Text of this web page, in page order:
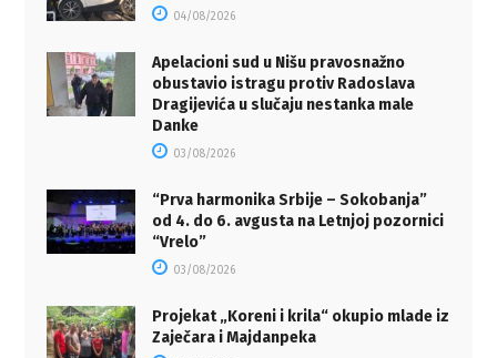
04/08/2026
Apelacioni sud u Nišu pravosnažno
obustavio istragu protiv Radoslava
Dragijevića u slučaju nestanka male
Danke
03/08/2026
“Prva harmonika Srbije – Sokobanja”
od 4. do 6. avgusta na Letnjoj pozornici
“Vrelo”
03/08/2026
Projekat „Koreni i krila“ okupio mlade iz
Zaječara i Majdanpeka